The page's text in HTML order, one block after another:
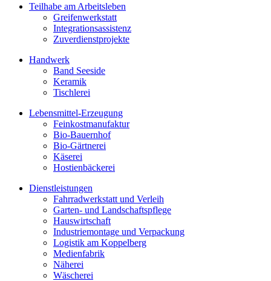
Teilhabe am Arbeitsleben
Greifenwerkstatt
Integrationsassistenz
Zuverdienstprojekte
Handwerk
Band Seeside
Keramik
Tischlerei
Lebensmittel-Erzeugung
Feinkostmanufaktur
Bio-Bauernhof
Bio-Gärtnerei
Käserei
Hostienbäckerei
Dienstleistungen
Fahrradwerkstatt und Verleih
Garten- und Landschaftspflege
Hauswirtschaft
Industriemontage und Verpackung
Logistik am Koppelberg
Medienfabrik
Näherei
Wäscherei